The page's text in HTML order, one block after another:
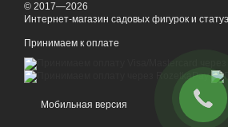
© 2017—2026
Интернет-магазин садовых фигурок и
Принимаем к оплате
Мобильная версия